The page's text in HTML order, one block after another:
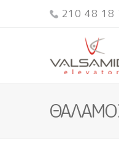
210 48 18